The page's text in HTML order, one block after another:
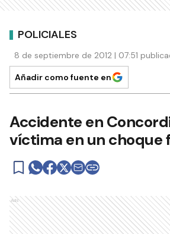
POLICIALES
8 de septiembre de 2012 | 07:51
Añadir como fuente en
Accidente en
víctima en un choque
Ads